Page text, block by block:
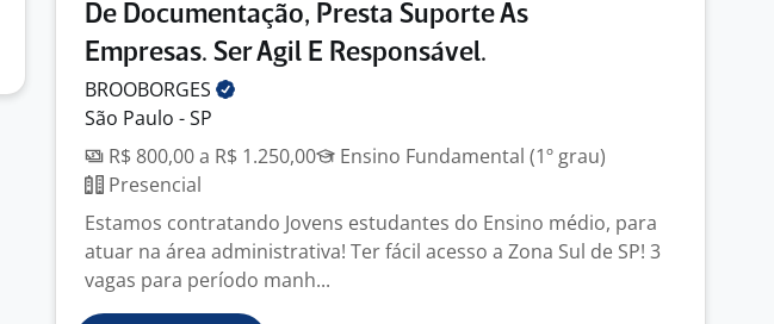
De Documentação, Presta Suporte As
Empresas. Ser Agil E Responsável.
BROOBORGES
São Paulo - SP
R$ 800,00 a R$ 1.250,00
Ensino Fundamental (1º grau)
Presencial
Estamos contratando Jovens estudantes do Ensino médio, para
atuar na área administrativa! Ter fácil acesso a Zona Sul de SP! 3
vagas para período manh...